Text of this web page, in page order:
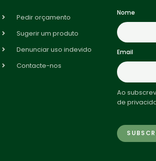
Pedir orçamento
Sugerir um produto
Denunciar uso indevido
Contacte-nos
Nome
Email
Ao
de